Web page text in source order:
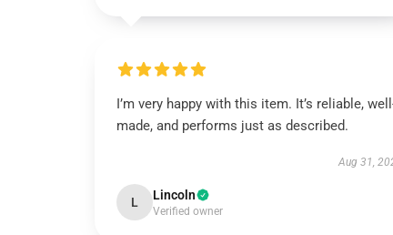
I’m very happy with this item. It’s reliable,
made, and performs just as described.
Aug 31,
L Lincoln
Verified owner